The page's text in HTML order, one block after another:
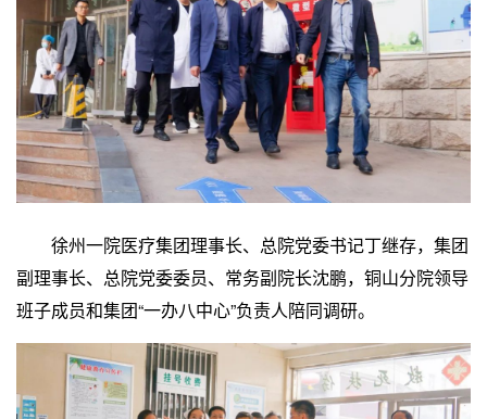
徐州一院医疗集团理事长、总院党委书记丁继存，集团
副理事长、总院党委委员、常务副院长沈鹏，铜山分院领导
班子成员和集团“一办八中心”负责人陪同调研。